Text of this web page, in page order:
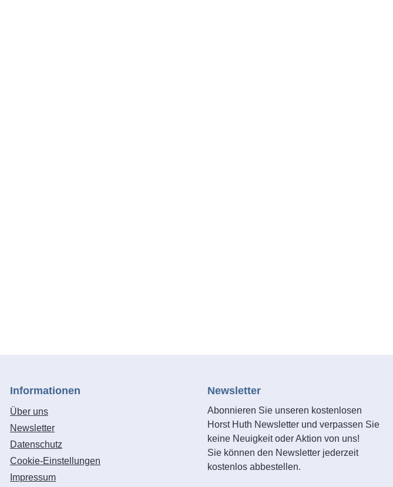
Informationen
Über uns
Newsletter
Datenschutz
Cookie-Einstellungen
Impressum
Newsletter
Abonnieren Sie unseren kostenlosen
Horst Huth Newsletter und verpassen Sie
keine Neuigkeit oder Aktion von uns!
Sie können den Newsletter jederzeit
kostenlos abbestellen.